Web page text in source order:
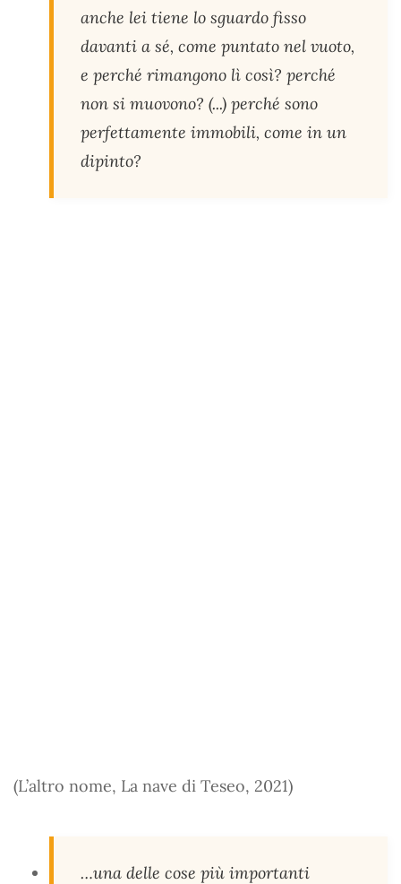
anche lei tiene lo sguardo fisso
davanti a sé, come puntato nel vuoto,
e perché rimangono lì così? perché
non si muovono? (...) perché sono
perfettamente immobili, come in un
dipinto?
(L’altro nome, La nave di Teseo, 2021)
…una delle cose più importanti